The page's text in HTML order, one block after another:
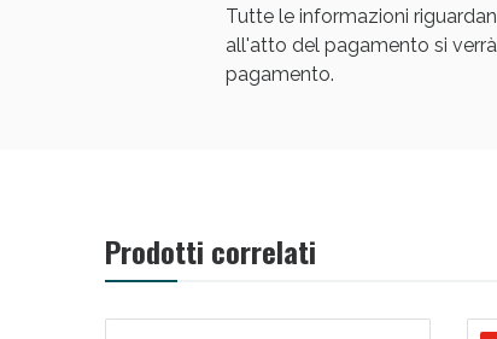
Tutte le informazioni
all'atto del pagamento si
pagamento.
Prodotti correlati